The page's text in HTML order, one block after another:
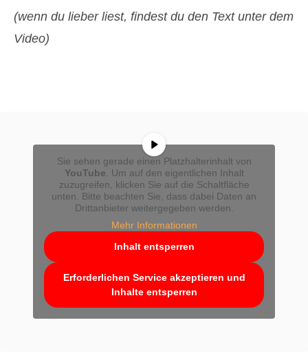
(wenn du lieber liest, findest du den Text unter dem
Video)
Sie sehen gerade einen Platzhalterinhalt von
YouTube. Um auf den eigentlichen Inhalt
zuzugreifen, klicken Sie auf die Schaltfläche
unten. Bitte beachten Sie, dass dabei Daten an
Drittanbieter weitergegeben werden.
Mehr Informationen
Inhalt entsperren
Erforderlichen Service akzeptieren und
Inhalte entsperren